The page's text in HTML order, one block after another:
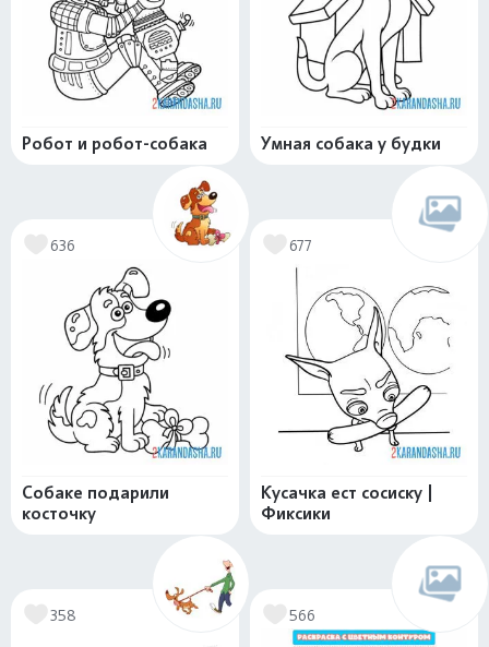
Робот и робот-собака Умная собака у будки
636
Собаке подарили
косточку
677
Кусачка ест сосиску |
Фиксики
358 566